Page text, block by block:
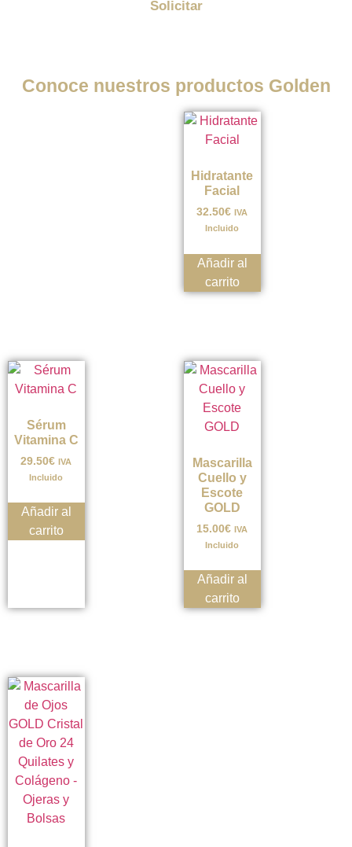
Solicitar
Conoce nuestros productos Golden
Hidratante
Facial
32.50€ IVA
Incluido
Añadir al
carrito
Sérum
Vitamina C
29.50€ IVA
Incluido
Añadir al
carrito
Mascarilla
Cuello y
Escote
GOLD
15.00€ IVA
Incluido
Añadir al
carrito